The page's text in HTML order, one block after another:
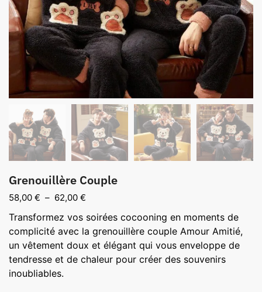
Grenouillère Couple
58,00 € – 62,00 €
prix :
58,00 €
à
62,00 €
Transformez vos soirées cocooning en moments de
complicité avec la grenouillère couple Amour Amitié,
un vêtement doux et élégant qui vous enveloppe de
tendresse et de chaleur pour créer des souvenirs
inoubliables.